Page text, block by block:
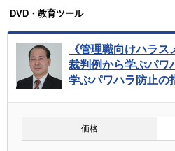
DVD・教育ツール
《管理職向けハラス
裁判例から学ぶパワ
学ぶパワハラ防止の
価格